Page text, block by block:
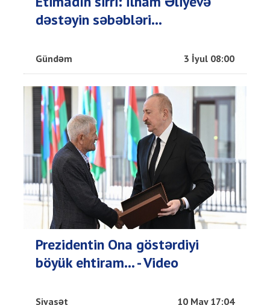
dəstəyin səbəbləri...
Gündəm 3 İyul 08:00
Prezidentin Ona göstərdiyi
böyük ehtiram... - Video
Siyasət 10 May 17:04